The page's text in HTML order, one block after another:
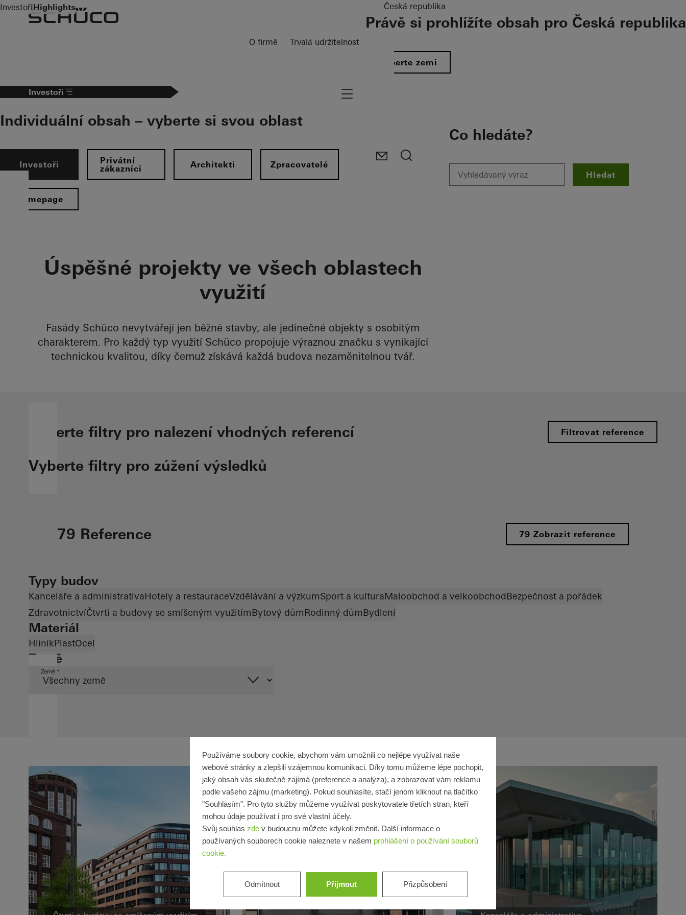
To the main content
O firmě Trvalá udržitelnost
Česká republika
Právě si prohlížíte obsah pro Česká republika
Vyberte zemi
Investoři
Individuální obsah – vyberte si svou oblast
Investoři
Privátní
zákazníci
Architekti Zpracovatelé
Homepage
Navigation öffnen
Co hledáte?
Hledat
InvestořiHighlights
Úspěšné projekty ve všech oblastech
využití
Fasády Schüco nevytvářejí jen běžné stavby, ale jedinečné objekty s osobitým
charakterem. Pro každý typ využití Schüco propojuje výraznou značku s vynikající
technickou kvalitou, díky čemuž získává každá budova nezaměnitelnou tvář.
Vyberte filtry pro nalezení vhodných referencí Filtrovat reference
Vyberte filtry pro zúžení výsledků
79 Reference 79 Zobrazit reference
Typy budov
Kanceláře a administrativaHotely a restauraceVzdělávání a výzkumSport a kulturaMaloobchod a velkoobchodBezpečnost a pořádek
ZdravotnictvíČtvrti a budovy se smíšeným využitímBytový důmRodinný důmBydlení
Materiál
HliníkPlastOcel
Země
Země *
Používáme soubory cookie, abychom vám umožnili co nejlépe využívat naše
webové stránky a zlepšili vzájemnou komunikaci. Díky tomu můžeme lépe pochopit,
jaký obsah vás skutečně zajímá (preference a analýza), a zobrazovat vám reklamu
podle vašeho zájmu (marketing). Pokud souhlasíte, stačí jenom kliknout na tlačítko
"Souhlasím". Pro tyto služby můžeme využívat poskytovatele třetích stran, kteří
mohou údaje používat i pro své vlastní účely.
Svůj souhlas zde v budoucnu můžete kdykoli změnit. Další informace o
používaných souborech cookie naleznete v našem prohlášení o používání souborů
cookie.
Odmítnout Přijmout Přizpůsobení